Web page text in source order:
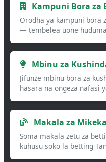
Kampuni Bora za
Orodha ya kampuni bora
— tembelea uone
Mbinu za
Jifunze mbinu bora za
hasara na ongeza nafasi
Makala za Mikeka
Soma makala zetu za
kuhusu soko la betting